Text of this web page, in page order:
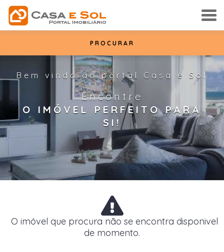
Bem vindo ao portal Casa e Sol
Encontre
O IMÓVEL PERFEITO PARA
SI!
PROCURAR
O imóvel que procura não se encontra disponivel
de momento.